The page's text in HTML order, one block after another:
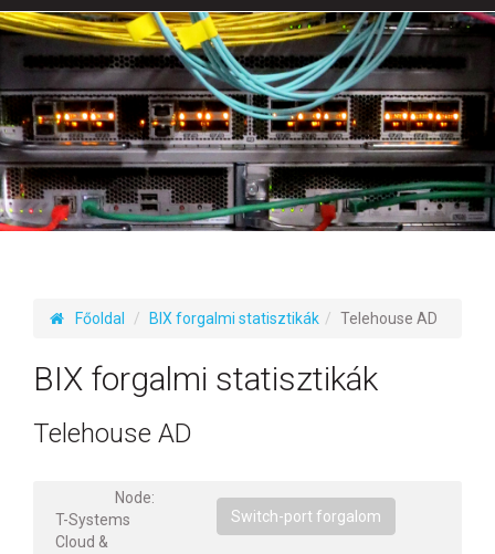
Főoldal BIX forgalmi statisztikák Telehouse AD
BIX forgalmi statisztikák
Telehouse AD
Node:
T-Systems
Cloud &
Switch-port forgalom